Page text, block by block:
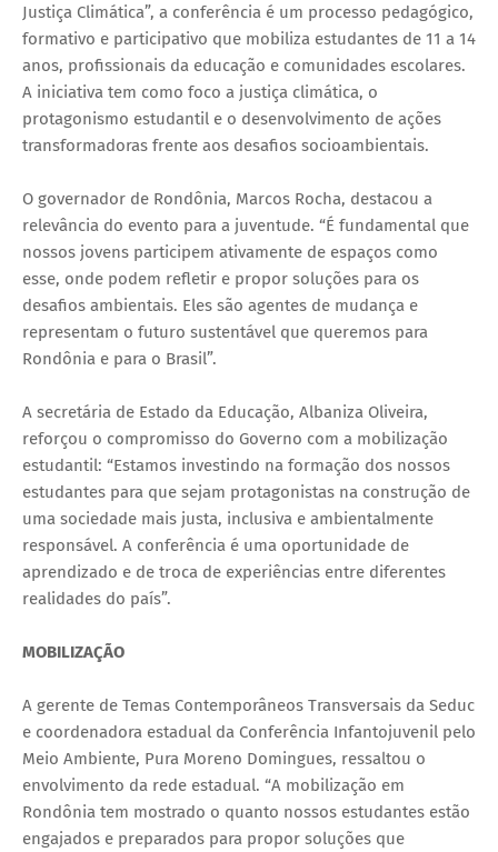
Justiça Climática”, a conferência é um processo pedagógico,
formativo e participativo que mobiliza estudantes de 11 a 14
anos, profissionais da educação e comunidades escolares.
A iniciativa tem como foco a justiça climática, o
protagonismo estudantil e o desenvolvimento de ações
transformadoras frente aos desafios socioambientais.
O governador de Rondônia, Marcos Rocha, destacou a
relevância do evento para a juventude. “É fundamental que
nossos jovens participem ativamente de espaços como
esse, onde podem refletir e propor soluções para os
desafios ambientais. Eles são agentes de mudança e
representam o futuro sustentável que queremos para
Rondônia e para o Brasil”.
A secretária de Estado da Educação, Albaniza Oliveira,
reforçou o compromisso do Governo com a mobilização
estudantil: “Estamos investindo na formação dos nossos
estudantes para que sejam protagonistas na construção de
uma sociedade mais justa, inclusiva e ambientalmente
responsável. A conferência é uma oportunidade de
aprendizado e de troca de experiências entre diferentes
realidades do país”.
MOBILIZAÇÃO
A gerente de Temas Contemporâneos Transversais da Seduc
e coordenadora estadual da Conferência Infantojuvenil pelo
Meio Ambiente, Pura Moreno Domingues, ressaltou o
envolvimento da rede estadual. “A mobilização em
Rondônia tem mostrado o quanto nossos estudantes estão
engajados e preparados para propor soluções que